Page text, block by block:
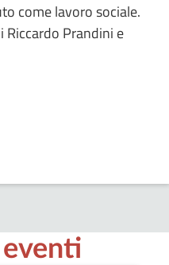
come lavoro sociale.
Riccardo Prandini e